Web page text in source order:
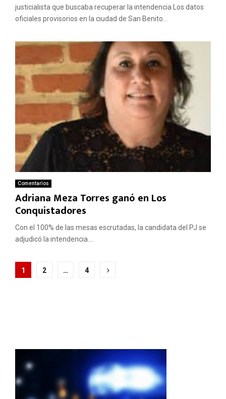
justicialista que buscaba recuperar la intendencia Los datos
oficiales provisorios en la ciudad de San Benito...
Comentarios
Adriana Meza Torres ganó en Los
Conquistadores
Con el 100% de las mesas escrutadas, la candidata del PJ se
adjudicó la intendencia....
Paginación
1 2 … 4